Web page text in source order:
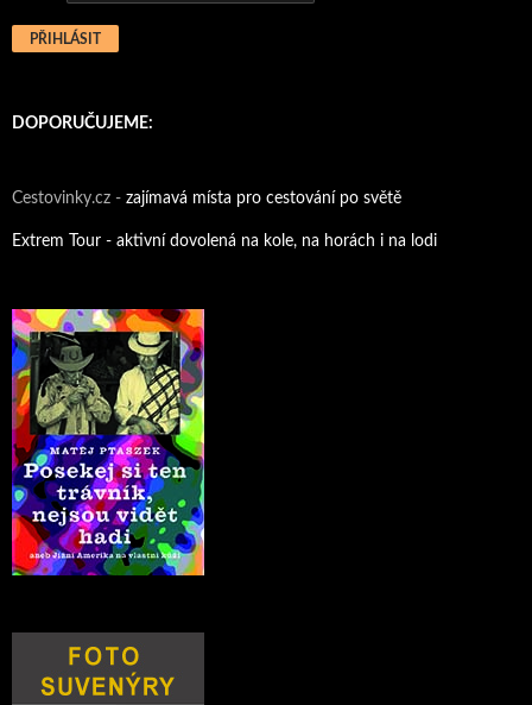
DOPORUČUJEME:
Cestovinky.cz - zajímavá místa pro cestování po světě
Extrem Tour - aktivní dovolená na kole, na horách i na lodi